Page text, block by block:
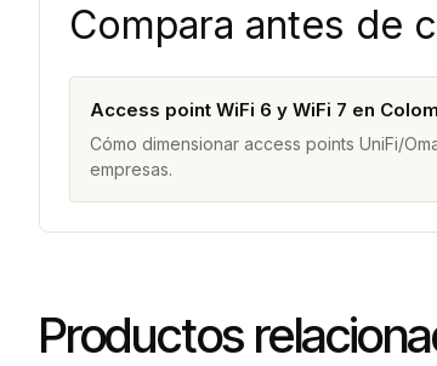
Compara antes de
Access point WiFi 6 y WiFi 7 en
Cómo dimensionar access points UniFi/
empresas.
Productos